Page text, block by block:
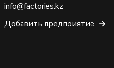
info@factories.kz
Добавить предприятие